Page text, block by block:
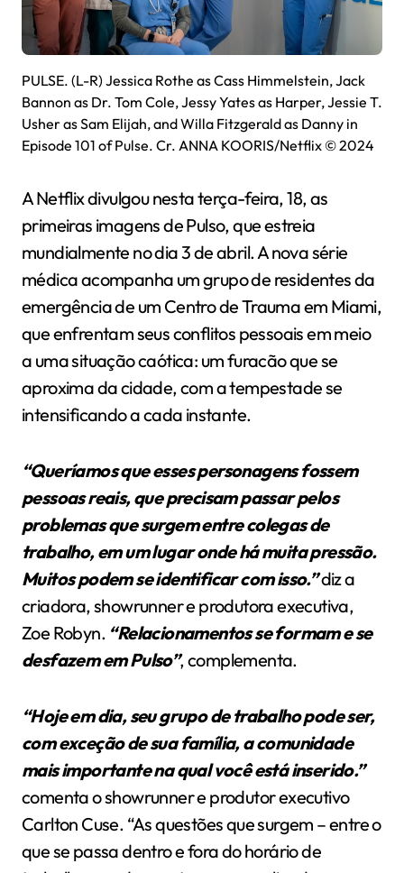
PULSE. (L-R) Jessica Rothe as Cass Himmelstein, Jack
Bannon as Dr. Tom Cole, Jessy Yates as Harper, Jessie T.
Usher as Sam Elijah, and Willa Fitzgerald as Danny in
Episode 101 of Pulse. Cr. ANNA KOORIS/Netflix © 2024
A Netflix divulgou nesta terça-feira, 18, as
primeiras imagens de Pulso, que estreia
mundialmente no dia 3 de abril. A nova série
médica acompanha um grupo de residentes da
emergência de um Centro de Trauma em Miami,
que enfrentam seus conflitos pessoais em meio
a uma situação caótica: um furacão que se
aproxima da cidade, com a tempestade se
intensificando a cada instante.
“Queríamos que esses personagens fossem
pessoas reais, que precisam passar pelos
problemas que surgem entre colegas de
trabalho, em um lugar onde há muita pressão.
Muitos podem se identificar com isso.”diz a
criadora, showrunner e produtora executiva,
Zoe Robyn. “Relacionamentos se formam e se
desfazem em Pulso”, complementa.
“Hoje em dia, seu grupo de trabalho pode ser,
com exceção de sua família, a comunidade
mais importante na qual você está inserido.”
comenta o showrunner e produtor executivo
Carlton Cuse. “As questões que surgem – entre o
que se passa dentro e fora do horário de